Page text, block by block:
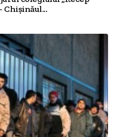
Chișinăul...